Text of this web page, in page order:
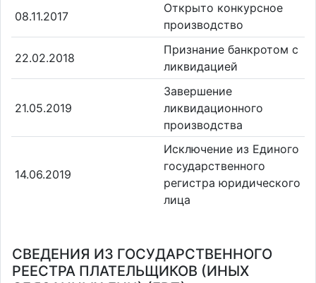
08.11.2017
Открыто конкурсное
производство
22.02.2018
Признание банкротом с
ликвидацией
21.05.2019
Завершение
ликвидационного
производства
14.06.2019
Исключение из Единого
государственного
регистра юридического
лица
СВЕДЕНИЯ ИЗ ГОСУДАРСТВЕННОГО
РЕЕСТРА ПЛАТЕЛЬЩИКОВ (ИНЫХ